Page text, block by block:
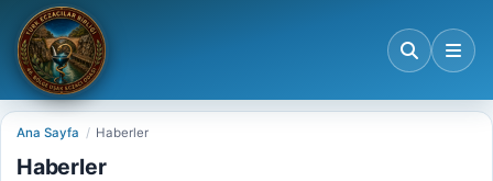
Ana Sayfa Haberler
Haberler